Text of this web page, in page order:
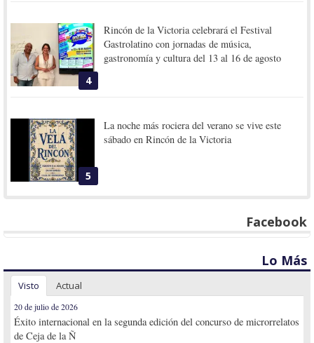
4
Rincón de la Victoria celebrará el Festival
Gastrolatino con jornadas de música,
gastronomía y cultura del 13 al 16 de agosto
5
La noche más rociera del verano se vive este
sábado en Rincón de la Victoria
Facebook
Lo Más
Visto Actual
20 de julio de 2026
Éxito internacional en la segunda edición del concurso de microrrelatos
de Ceja de la Ñ